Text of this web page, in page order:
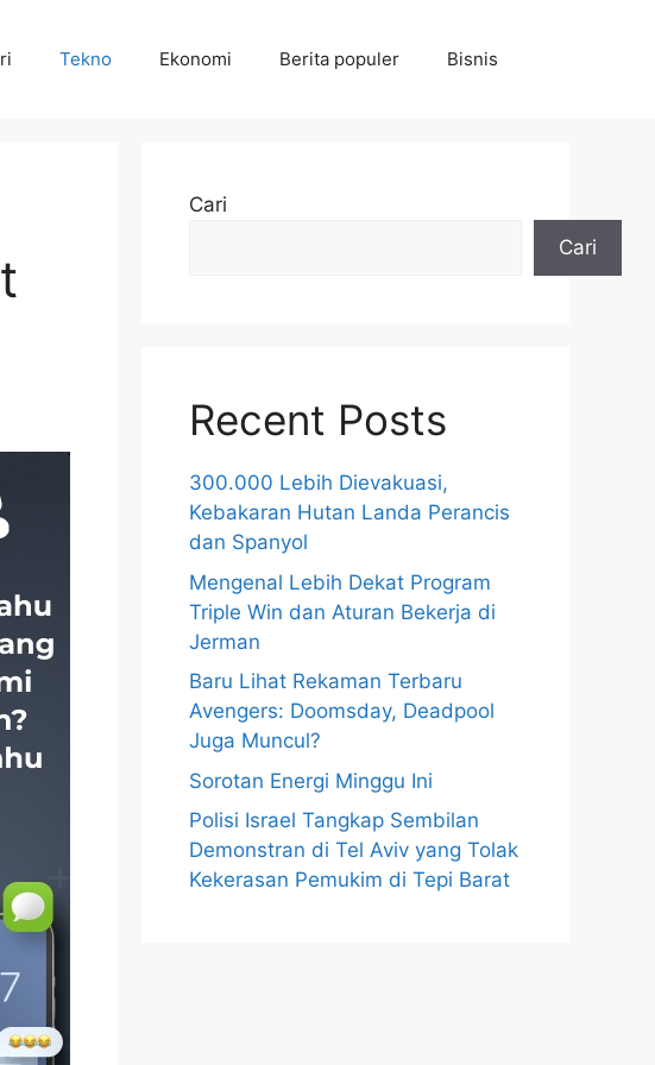
Tekno Ekonomi Berita populer Bisnis
Cari
Cari
Recent Posts
300.000 Lebih Dievakuasi,
Kebakaran Hutan Landa Perancis
dan Spanyol
Mengenal Lebih Dekat Program
Triple Win dan Aturan Bekerja di
Jerman
Baru Lihat Rekaman Terbaru
Avengers: Doomsday, Deadpool
Juga Muncul?
Sorotan Energi Minggu Ini
Polisi Israel Tangkap Sembilan
Demonstran di Tel Aviv yang Tolak
Kekerasan Pemukim di Tepi Barat